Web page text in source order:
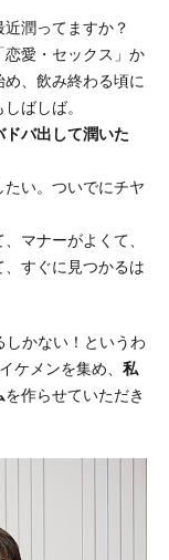
近潤ってますか？
愛・セックス」か
、飲み終わる頃に
ばしば。
バ出して潤いた
い。ついでにチヤ
マナーがよくて、
、すぐに見つかるは
しかない！というわ
ケメンを集め、 私
を作らせていただき